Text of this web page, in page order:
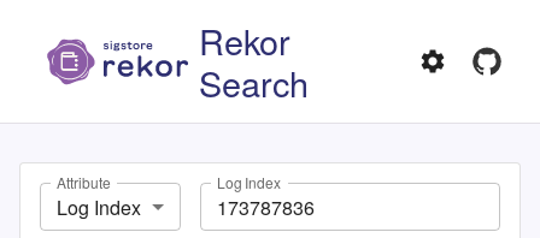
Rekor
Search
Attribute
Log Index
Log Index